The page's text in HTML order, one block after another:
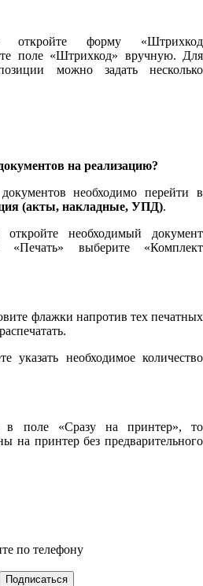
откройте форму «Штрихкод
поле «Штрихкод» вручную. Для
можно задать несколько
на реализацию?
необходимо перейти в
(акты, накладные, УПД).
необходимый документ
выберите «Комплект
флажки напротив тех печатных
указать необходимое количество
в поле «Сразу на принтер», то
на принтер без предварительного
по телефону
Подписаться